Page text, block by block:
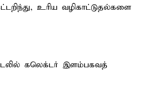
உரிய வழிகாட்டுதல்களை
கலெக்டர் இளம்பகவத்